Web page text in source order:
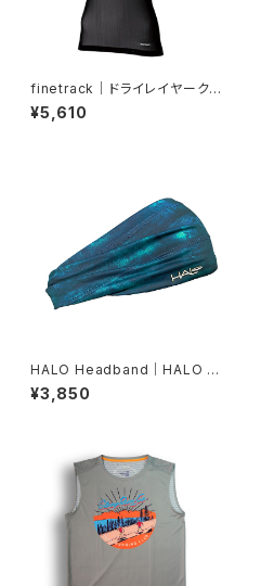
finetrack｜ドライレイヤーク
ールタンクトップ（ウィメンズ・
黒）
¥5,610
HALO Headband｜HALO バ
ンディット JP（Blob）
¥3,850